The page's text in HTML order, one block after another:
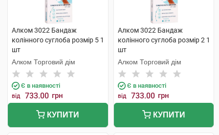
Алком 3022 Бандаж
колінного суглоба розмір 5 1
шт
Алком Торговий дім
Є в наявності
від 733.00 грн
КУПИТИ
Алком 3022 Бандаж
колінного суглоба розмір 2 1
шт
Алком Торговий дім
Є в наявності
від 733.00 грн
КУПИТИ